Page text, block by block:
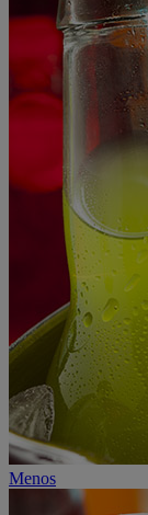
Menos